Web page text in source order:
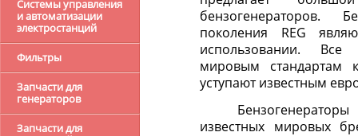
Системы управления
и автоматизации
электростанций
Фильтры
Запчасти для
генераторов
Запчасти для
бензогенераторов.
поколения REG
использовании. Все
мировым стандартам
уступают известным
известных мировых